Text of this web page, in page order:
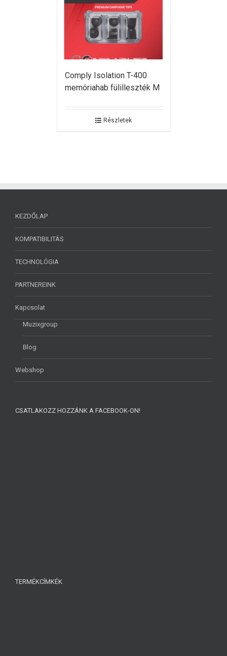
Comply Isolation T-400
memóriahab fülilleszték M
Részletek
KEZDŐLAP
KOMPATIBILITÁS
TECHNOLÓGIA
PARTNEREINK
Kapcsolat
Muzixgroup
Blog
Webshop
CSATLAKOZZ HOZZÁNK A FACEBOOK-ON!
TERMÉKCÍMKÉK